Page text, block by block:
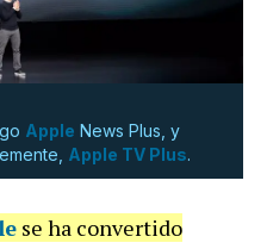
Apple News Plus, y
Apple TV Plus.
se ha convertido